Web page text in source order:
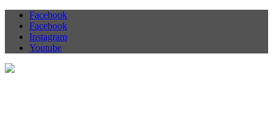
Facebook
Facebook
Instagram
Youtube